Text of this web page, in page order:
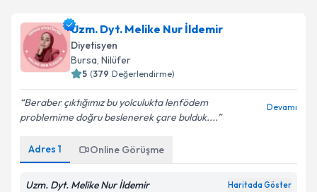
Uzm. Dyt. Melike Nur İldemir
Diyetisyen
Bursa, Nilüfer
5 (379 Değerlendirme)
Beraber çıktığımız bu yolculukta lenfödem
problemime doğru beslenerek çare bulduk....
Devamı
Adres 1 Online Görüşme
Uzm. Dyt. Melike Nur İldemir Haritada Göster